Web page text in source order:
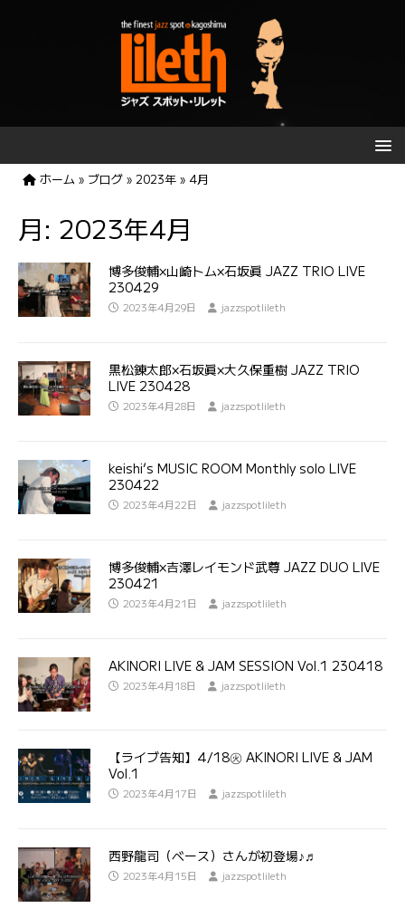
ホーム » ブログ » 2023年 » 4月
月: 2023年4月
博多俊輔×山崎トム×石坂眞 JAZZ TRIO LIVE
230429
2023年4月29日 jazzspotlileth
黒松錬太郎×石坂眞×大久保重樹 JAZZ TRIO
LIVE 230428
2023年4月28日 jazzspotlileth
keishi’s MUSIC ROOM Monthly solo LIVE
230422
2023年4月22日 jazzspotlileth
博多俊輔×吉澤レイモンド武尊 JAZZ DUO LIVE
230421
2023年4月21日 jazzspotlileth
AKINORI LIVE & JAM SESSION Vol.1 230418
2023年4月18日 jazzspotlileth
【ライブ告知】4/18㊋ AKINORI LIVE & JAM
Vol.1
2023年4月17日 jazzspotlileth
西野龍司（ベース）さんが初登場♪♬
2023年4月15日 jazzspotlileth